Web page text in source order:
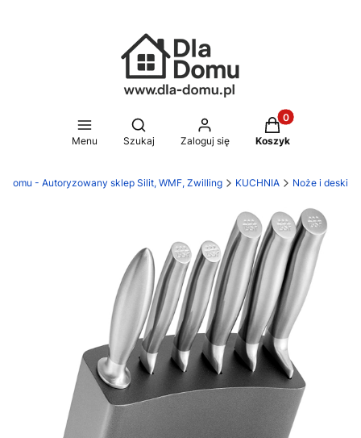
Menu
Otwórz wyszukiwarkę
Szukaj Zaloguj się
Produkty w
Koszyk
Domu - Autoryzowany sklep Silit, WMF, Zwilling KUCHNIA Noże i deski